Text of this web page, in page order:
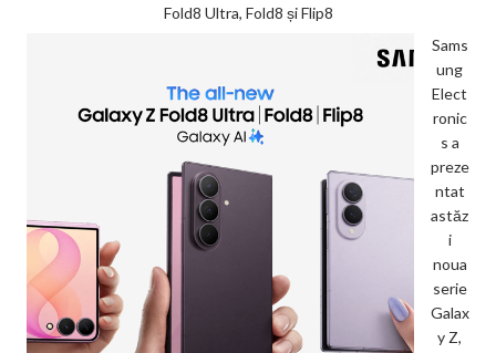
Fold8 Ultra, Fold8 și Flip8
Sams
ung
Elect
ronic
s a
preze
ntat
astăz
i
noua
serie
Galax
y Z,